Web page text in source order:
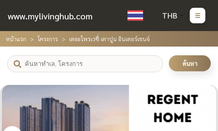
www.mylivinghub.com THB
หน้าแรก โครงการ เดอะไพรเวซี่ เตาปูน อินเตอร์เชนจ์
ค้นหา